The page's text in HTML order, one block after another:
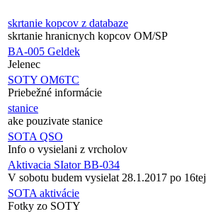
skrtanie kopcov z databaze
skrtanie hranicnych kopcov OM/SP
BA-005 Geldek
Jelenec
SOTY OM6TC
Priebežné informácie
stanice
ake pouzivate stanice
SOTA QSO
Info o vysielani z vrcholov
Aktivacia SIator BB-034
V sobotu budem vysielat 28.1.2017 po 16tej
SOTA aktivácie
Fotky zo SOTY